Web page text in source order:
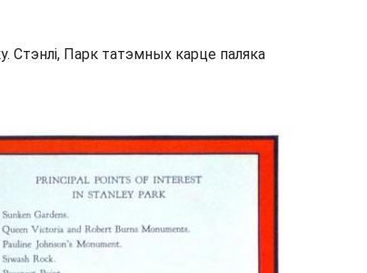
Стэнлі, Парк татэмных карце паляка